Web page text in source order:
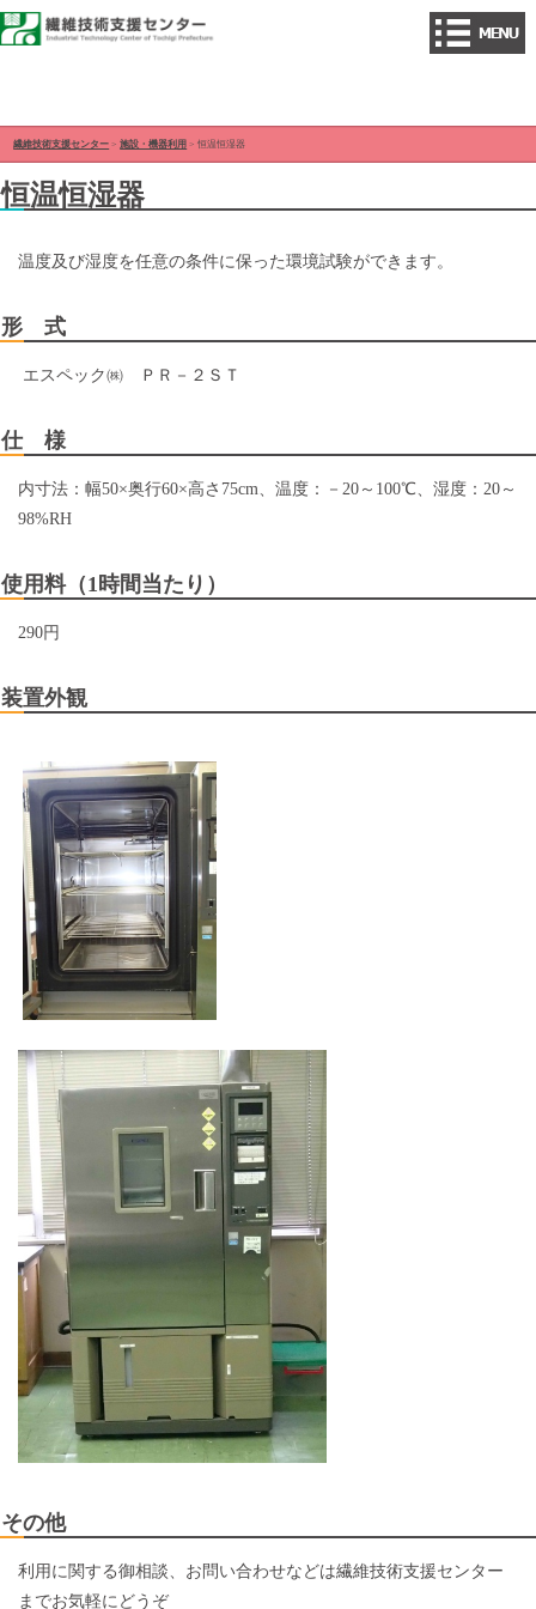
繊維技術支援センター >施設・機器利用 > 恒温恒湿器
恒温恒湿器
温度及び湿度を任意の条件に保った環境試験ができます。
形 式
エスペック㈱ ＰＲ－２ＳＴ
仕 様
内寸法：幅50×奥行60×高さ75cm、温度：－20～100℃、湿度：20～
98%RH
使用料（1時間当たり）
290円
装置外観
その他
利用に関する御相談、お問い合わせなどは繊維技術支援センター
までお気軽にどうぞ